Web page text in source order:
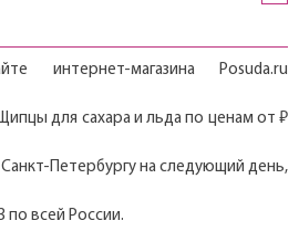
интернет-магазина Posuda.ru
для сахара и льда по ценам от ₽
Петербургу на следующий день,
по всей России.